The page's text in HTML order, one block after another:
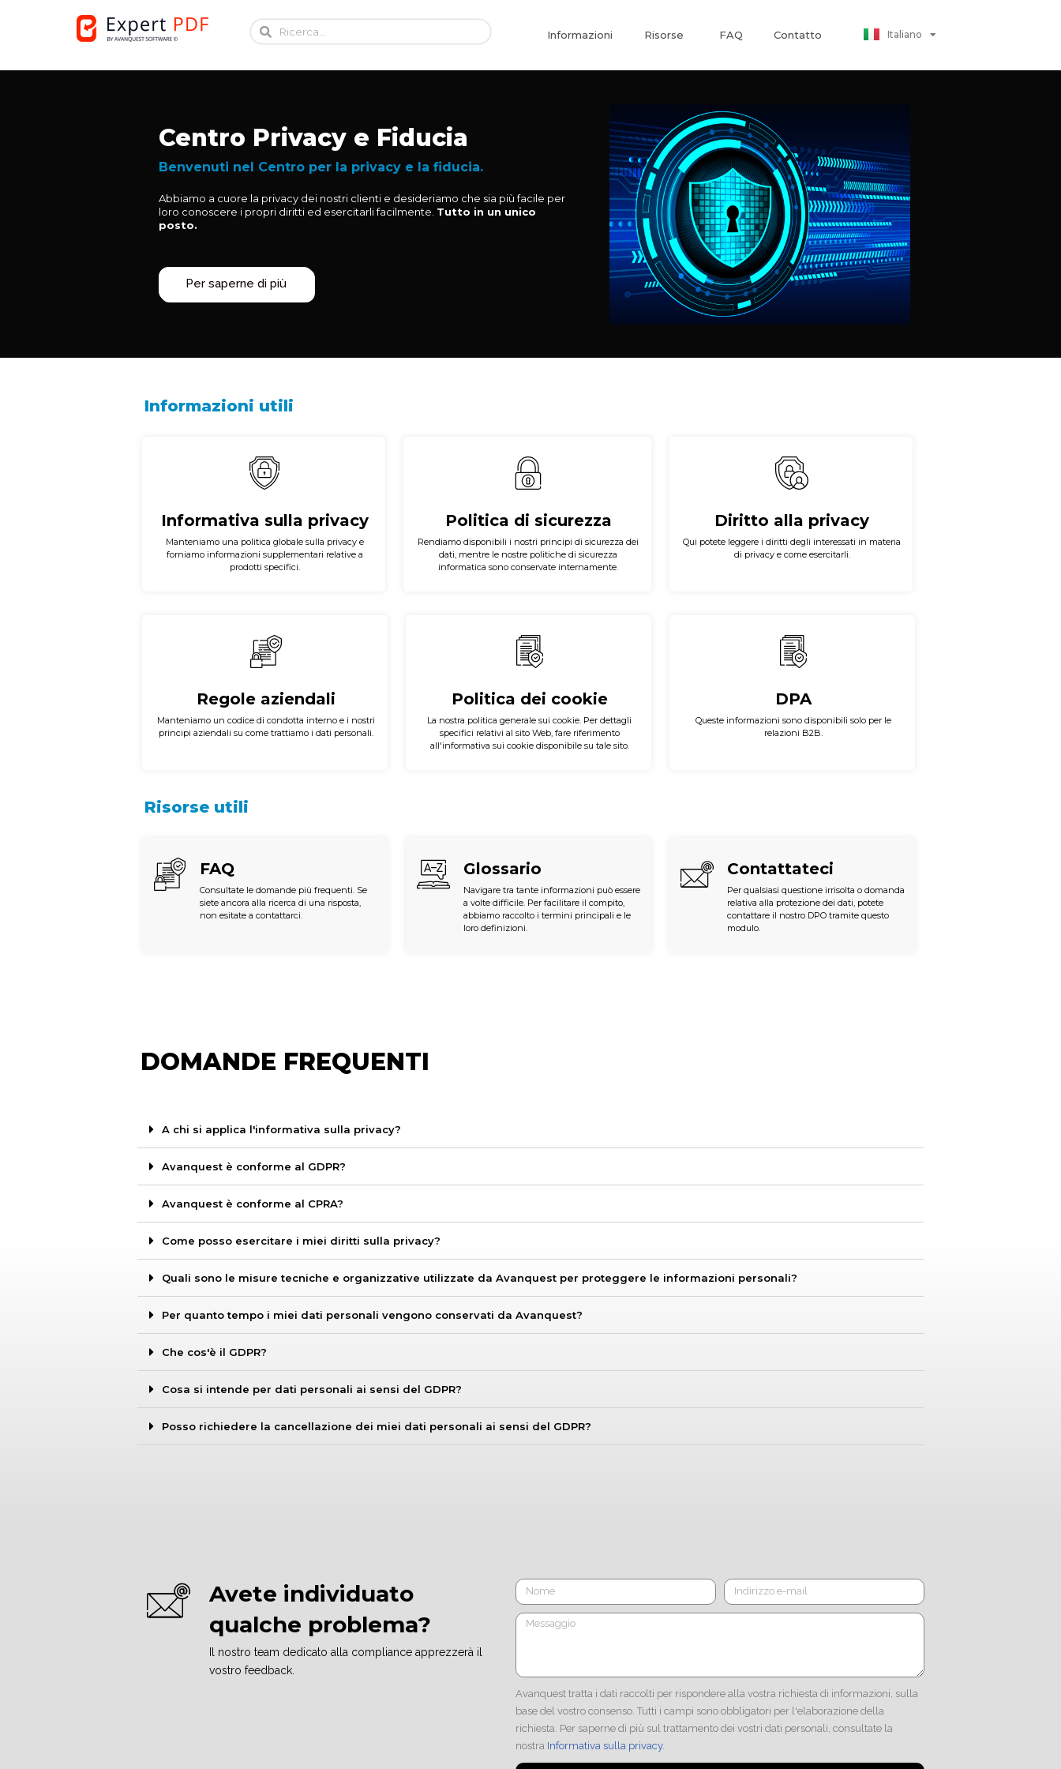
Informazioni Risorse FAQ Contatto Italiano
日本語
Centro Privacy e Fiducia
Benvenuti nel Centro per la privacy e la fiducia.
Abbiamo a cuore la privacy dei nostri clienti e desideriamo che sia più facile per
loro conoscere i propri diritti ed esercitarli facilmente. Tutto in un unico
posto.
Per saperne di più
Informazioni utili
Informativa sulla privacy
Manteniamo una politica globale sulla privacy e
forniamo informazioni supplementari relative a
prodotti specifici.
Politica di sicurezza
Rendiamo disponibili i nostri principi di sicurezza dei
dati, mentre le nostre politiche di sicurezza
informatica sono conservate internamente.
Diritto alla privacy
Qui potete leggere i diritti degli interessati in materia
di privacy e come esercitarli.
Regole aziendali
Manteniamo un codice di condotta interno e i nostri
principi aziendali su come trattiamo i dati personali.
Politica dei cookie
La nostra politica generale sui cookie. Per dettagli
specifici relativi al sito Web, fare riferimento
all'informativa sui cookie disponibile su tale sito.
DPA
Queste informazioni sono disponibili solo per le
relazioni B2B.
Risorse utili
FAQ
Consultate le domande più frequenti. Se
siete ancora alla ricerca di una risposta,
non esitate a contattarci.
Glossario
Navigare tra tante informazioni può essere
a volte difficile. Per facilitare il compito,
abbiamo raccolto i termini principali e le
loro definizioni.
Contattateci
Per qualsiasi questione irrisolta o domanda
relativa alla protezione dei dati, potete
contattare il nostro DPO tramite questo
modulo.
DOMANDE FREQUENTI
A chi si applica l'informativa sulla privacy?
Avanquest è conforme al GDPR?
Avanquest è conforme al CPRA?
Come posso esercitare i miei diritti sulla privacy?
Quali sono le misure tecniche e organizzative utilizzate da Avanquest per proteggere le informazioni personali?
Per quanto tempo i miei dati personali vengono conservati da Avanquest?
Che cos'è il GDPR?
Cosa si intende per dati personali ai sensi del GDPR?
Posso richiedere la cancellazione dei miei dati personali ai sensi del GDPR?
Avete individuato
qualche problema?
Il nostro team dedicato alla compliance apprezzerà il
vostro feedback.
Avanquest tratta i dati raccolti per rispondere alla vostra richiesta di informazioni, sulla
base del vostro consenso. Tutti i campi sono obbligatori per l'elaborazione della
richiesta. Per saperne di più sul trattamento dei vostri dati personali, consultate la
nostra Informativa sulla privacy.